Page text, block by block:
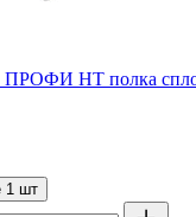
ПРОФИ НТ полка
1 шт